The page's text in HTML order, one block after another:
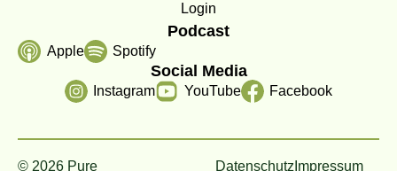
Login
Podcast
Apple Spotify
Social Media
Instagram YouTube Facebook
© 2026 Pure Datenschutz Impressum